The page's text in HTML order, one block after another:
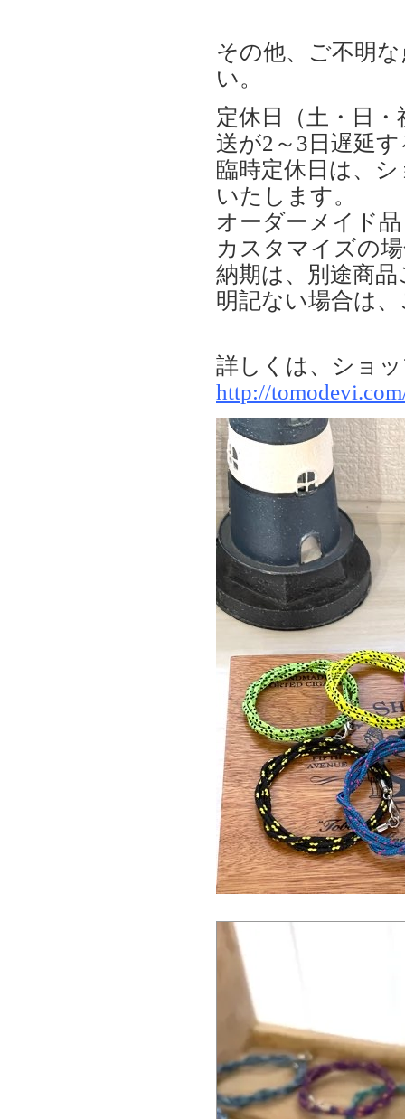
その他、ご不明
い。
定休日（土・日
送が2～3日遅延
臨時定休日は、
いたします。
オーダーメイド
カスタマイズの
納期は、別途商
明記ない場合は
詳しくは、ショ
http://